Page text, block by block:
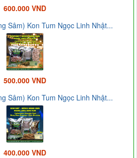
600.000 VND
Sâm) Kon Tum Ngọc Linh Nhật...
500.000 VND
Sâm) Kon Tum Ngọc Linh Nhật...
400.000 VND